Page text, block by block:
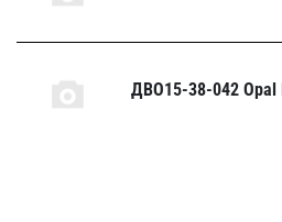
ДВО15-38-042 Opal